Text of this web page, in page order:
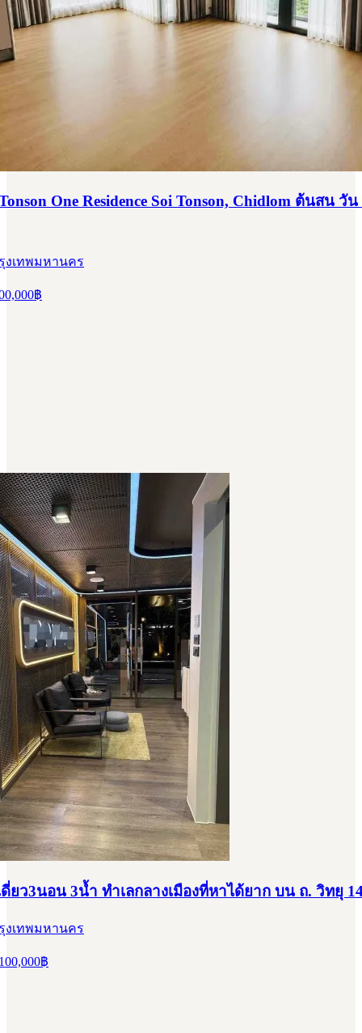
One Residence Soi Tonson, Chidlom ต้นสน วัน
งเทพมหานคร
฿
ยว3นอน 3น้ำ ทำเลกลางเมืองที่หาได้ยาก บน ถ. วิทยุ
งเทพมหานคร
฿